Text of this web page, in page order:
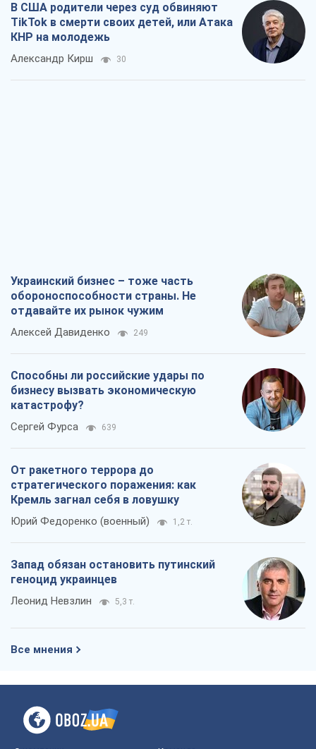
В США родители через суд обвиняют
TikTok в смерти своих детей, или Атака
КНР на молодежь
Александр Кирш 30
Украинский бизнес – тоже часть
обороноспособности страны. Не
отдавайте их рынок чужим
Алексей Давиденко 249
Способны ли российские удары по
бизнесу вызвать экономическую
катастрофу?
Сергей Фурса 639
От ракетного террора до
стратегического поражения: как
Кремль загнал себя в ловушку
Юрий Федоренко (военный) 1,2 т.
Запад обязан остановить путинский
геноцид украинцев
Леонид Невзлин 5,3 т.
Все мнения